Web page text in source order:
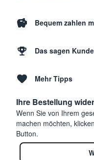
Bequem zahlen
Das sagen
Mehr Tipps
Ihre Bestellung
Wenn Sie von Ihrem
machen möchten,
Button.